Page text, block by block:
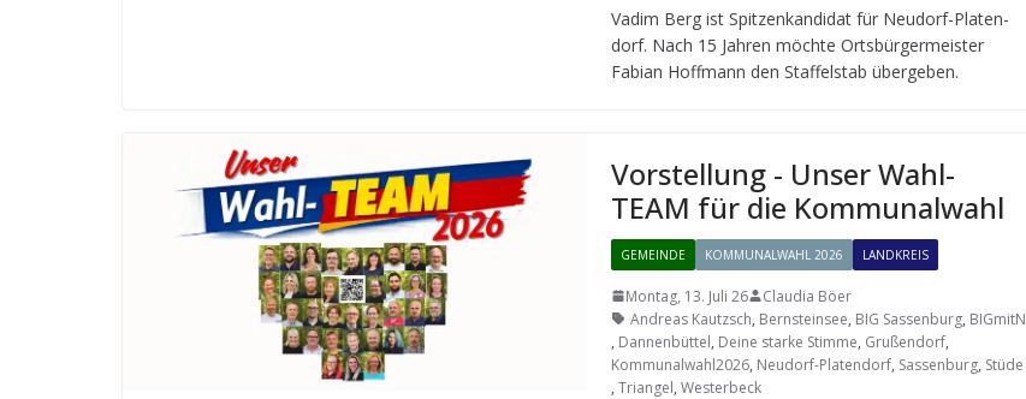
Vadim Berg ist Spit­zen­kan­di­dat für Neu­dorf-Pla­ten­
dorf. Nach 15 Jah­ren möchte Orts­bür­ger­meis­ter
Fabian Hoff­mann den Staf­fel­stab übergeben.
Vor­stel­lung - Unser Wahl-
TEAM für die Kommunalwahl
GEMEINDE KOMMUNALWAHL 2026 LANDKREIS
Montag, 13. Juli 26
Claudia Böer
Andreas Kautzsch, Bernsteinsee, BIG Sassenburg, BIGmitN
, Dannenbüttel, Deine starke Stimme, Grußendorf,
Kommunalwahl2026, Neudorf-Platendorf, Sassenburg, Stüde
, Triangel, Westerbeck